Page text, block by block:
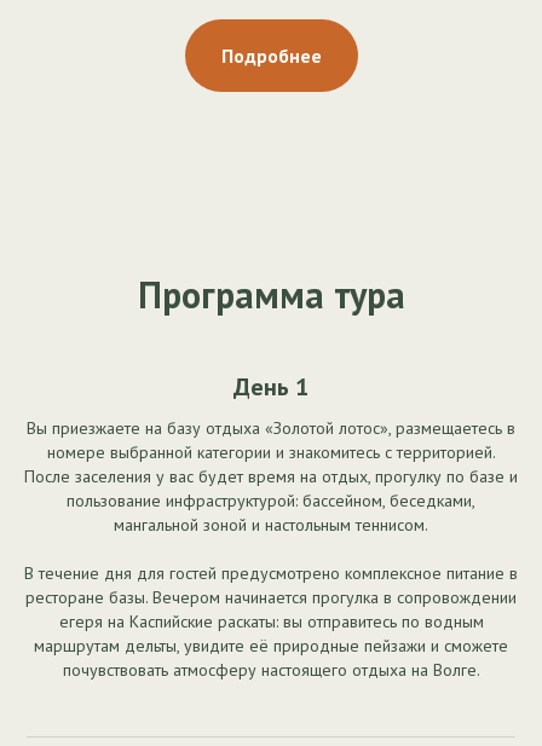
Подробнее
Программа тура
День 1
Вы приезжаете на базу отдыха «Золотой лотос», размещаетесь в
номере выбранной категории и знакомитесь с территорией.
После заселения у вас будет время на отдых, прогулку по базе и
пользование инфраструктурой: бассейном, беседками,
мангальной зоной и настольным теннисом.
В течение дня для гостей предусмотрено комплексное питание в
ресторане базы. Вечером начинается прогулка в сопровождении
егеря на Каспийские раскаты: вы отправитесь по водным
маршрутам дельты, увидите её природные пейзажи и сможете
почувствовать атмосферу настоящего отдыха на Волге.